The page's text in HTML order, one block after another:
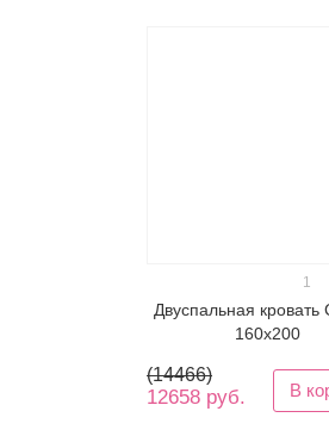
1
Двуспальная кровать
160х200
(14466)
12658 руб. В